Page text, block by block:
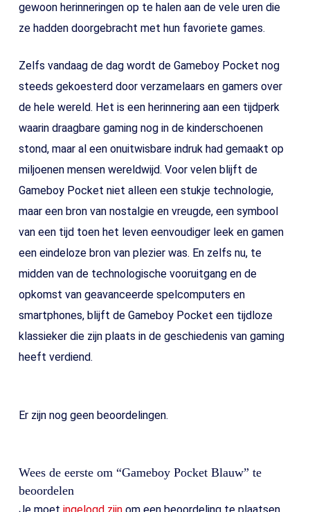
gewoon herinneringen op te halen aan de vele uren die
ze hadden doorgebracht met hun favoriete games.
Zelfs vandaag de dag wordt de Gameboy Pocket nog
steeds gekoesterd door verzamelaars en gamers over
de hele wereld. Het is een herinnering aan een tijdperk
waarin draagbare gaming nog in de kinderschoenen
stond, maar al een onuitwisbare indruk had gemaakt op
miljoenen mensen wereldwijd. Voor velen blijft de
Gameboy Pocket niet alleen een stukje technologie,
maar een bron van nostalgie en vreugde, een symbool
van een tijd toen het leven eenvoudiger leek en gamen
een eindeloze bron van plezier was. En zelfs nu, te
midden van de technologische vooruitgang en de
opkomst van geavanceerde spelcomputers en
smartphones, blijft de Gameboy Pocket een tijdloze
klassieker die zijn plaats in de geschiedenis van gaming
heeft verdiend.
Er zijn nog geen beoordelingen.
Wees de eerste om “Gameboy Pocket Blauw” te
beoordelen